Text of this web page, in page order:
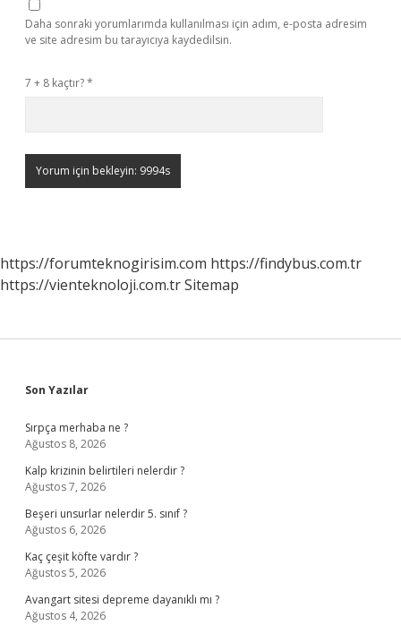
Daha sonraki yorumlarımda kullanılması için adım, e-posta adresim
ve site adresim bu tarayıcıya kaydedilsin.
7 + 8 kaçtır?*
https://forumteknogirisim.com https://findybus.com.tr
https://vienteknoloji.com.trSitemap
Sidebar
Son Yazılar
Sırpça merhaba ne ?
Ağustos 8, 2026
Kalp krizinin belirtileri nelerdir ?
Ağustos 7, 2026
Beşeri unsurlar nelerdir 5. sınıf ?
Ağustos 6, 2026
Kaç çeşit köfte vardır ?
Ağustos 5, 2026
Avangart sitesi depreme dayanıklı mı ?
Ağustos 4, 2026